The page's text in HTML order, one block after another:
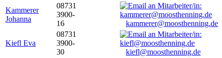
Kammerer
Johanna
08731
3900-
16
kammerer@moosthenning.de
Kiefl Eva
08731
3900-
30
kiefl@moosthenning.de